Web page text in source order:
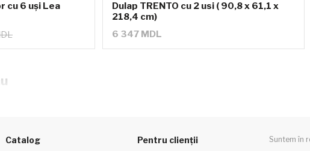
cu 6 uși Lea
Dulap TRENTO cu 2 usi ( 90,8 x 61,1 x
218,4 cm)
6 347 MDL
Catalog Pentru clienții Suntem în